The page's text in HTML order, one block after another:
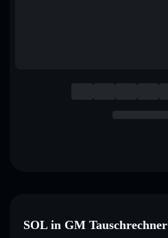
SOL in GM Tauschrechner